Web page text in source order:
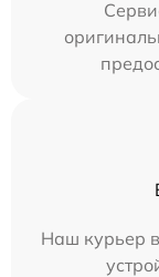
Наш курьер